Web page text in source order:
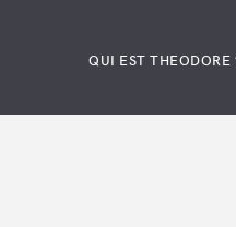
QUI EST THEODORE